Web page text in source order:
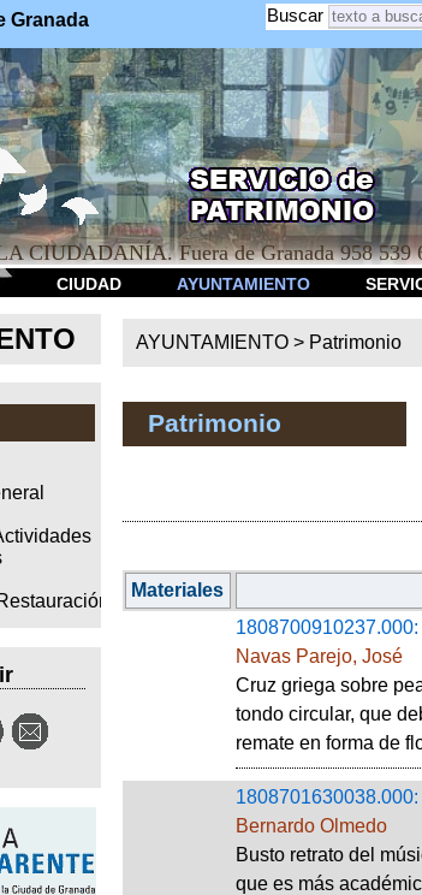
Granada Buscar
CIUDADANÍA. Fuera de Granada 958 539
CIUDAD AYUNTAMIENTO
AYUNTAMIENTO > Patrimonio
Patrimonio
Materiales
1808700910237.000:
Navas Parejo, José
Cruz griega sobre
tondo circular, que
remate en forma de
1808701630038.000:
Bernardo Olmedo
Busto retrato del
que es más